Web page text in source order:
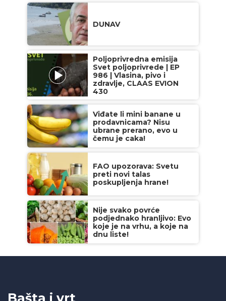
DUNAV
Poljoprivredna emisija
Svet poljoprivrede | EP
986 | Vlasina, pivo i
zdravlje, CLAAS EVION
430
Viđate li mini banane u
prodavnicama? Nisu
ubrane prerano, evo u
čemu je caka!
FAO upozorava: Svetu
preti novi talas
poskupljenja hrane!
Nije svako povrće
podjednako hranljivo: Evo
koje je na vrhu, a koje na
dnu liste!
Bašta i vrt